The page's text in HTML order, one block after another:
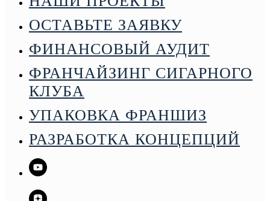
МЕНЮ
+7 906 728 28 01
ОСТАВЬТЕ ЗАЯВКУ
ФИНАНСОВЫЙ АУДИТ
ФРАНЧАЙЗИНГ СИГАРНОГО
КЛУБА
УПАКОВКА ФРАНШИЗ
РАЗРАБОТКА КОНЦЕПЦИЙ